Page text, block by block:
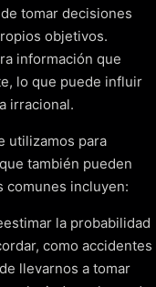
tomar decisiones
objetivos.
información que
lo que puede influir
irracional.
utilizamos para
también pueden
comunes incluyen:
la probabilidad
como accidentes
llevarnos a tomar